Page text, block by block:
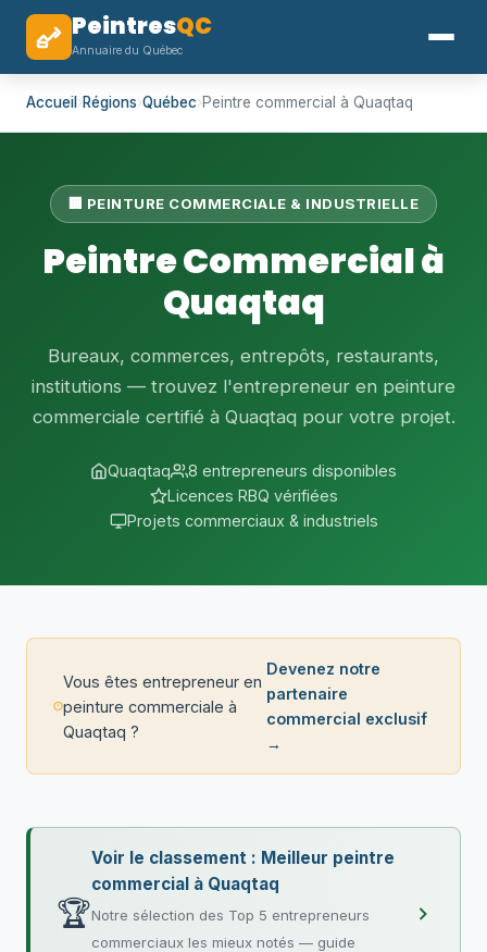
PeintresQC
Annuaire du Québec
Accueil ›Régions›Québec›Peintre commercial à Quaqtaq
🏢 PEINTURE COMMERCIALE & INDUSTRIELLE
Peintre Commercial à
Quaqtaq
Bureaux, commerces, entrepôts, restaurants,
institutions — trouvez l'entrepreneur en peinture
commerciale certifié à Quaqtaq pour votre projet.
Quaqtaq
8 entrepreneurs disponibles
Licences RBQ vérifiées
Projets commerciaux & industriels
Vous êtes entrepreneur en
peinture commerciale à
Quaqtaq ?
Devenez notre
partenaire
commercial exclusif
→
🏆
Voir le classement : Meilleur peintre
commercial à Quaqtaq
Notre sélection des Top 5 entrepreneurs
commerciaux les mieux notés — guide